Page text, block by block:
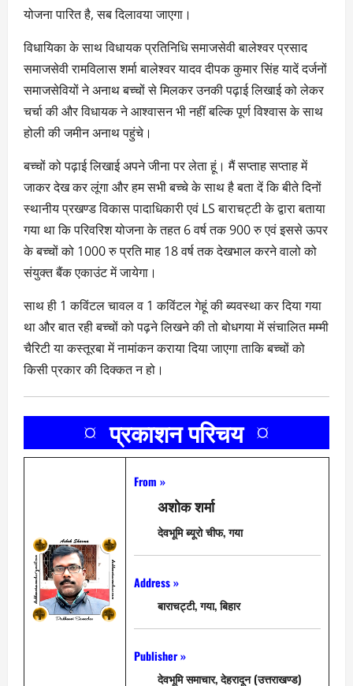
योजना पारित है, सब दिलावया जाएगा।
विधायिका के साथ विधायक प्रतिनिधि समाजसेवी बालेश्वर प्रसाद
समाजसेवी रामविलास शर्मा बालेश्वर यादव दीपक कुमार सिंह यादें दर्जनों
समाजसेवियों ने अनाथ बच्चों से मिलकर उनकी पढ़ाई लिखाई को लेकर
चर्चा की और विधायक ने आश्वासन भी नहीं बल्कि पूर्ण विश्वास के साथ
होली की जमीन अनाथ पहुंचे।
बच्चों को पढ़ाई लिखाई अपने जीना पर लेता हूं। मैं सप्ताह सप्ताह में
जाकर देख कर लूंगा और हम सभी बच्चे के साथ है बता दें कि बीते दिनों
स्थानीय प्रखण्ड विकास पादाधिकारी एवं LS बाराचट्टी के द्वारा बताया
गया था कि परिवरिश योजना के तहत 6 वर्ष तक 900 रु एवं इससे ऊपर
के बच्चों को 1000 रु प्रति माह 18 वर्ष तक देखभाल करने वालो को
संयुक्त बैंक एकाउंट में जायेगा।
साथ ही 1 कविंटल चावल व 1 कविंटल गेहूं की ब्यवस्था कर दिया गया
था और बात रही बच्चों को पढ़ने लिखने की तो बोधगया में संचालित मम्मी
चैरिटी या कस्तूरबा में नामांकन कराया दिया जाएगा ताकि बच्चों को
किसी प्रकार की दिक्कत न हो।
¤ प्रकाशन परिचय ¤
From »
अशोक शर्मा
देवभूमि ब्यूरो चीफ, गया
Address »
बाराचट्टी, गया, बिहार
Publisher »
देवभूमि समाचार, देहरादून (उत्तराखण्ड)